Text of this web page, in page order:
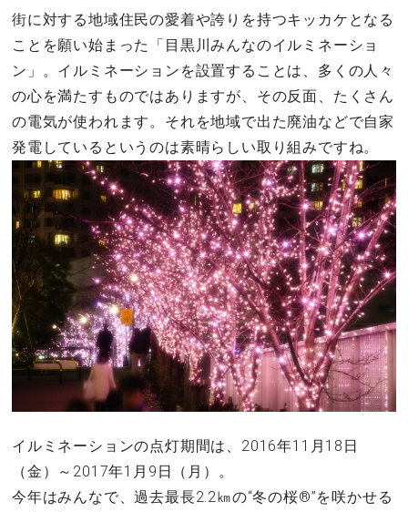
街に対する地域住民の愛着や誇りを持つキッカケとなる
ことを願い始まった「目黒川みんなのイルミネーショ
ン」。イルミネーションを設置することは、多くの人々
の心を満たすものではありますが、その反面、たくさん
の電気が使われます。それを地域で出た廃油などで自家
発電しているというのは素晴らしい取り組みですね。
イルミネーションの点灯期間は、2016年11月18日
（金）～2017年1月9日（月）。
今年はみんなで、過去最長2.2㎞の“冬の桜®”を咲かせる